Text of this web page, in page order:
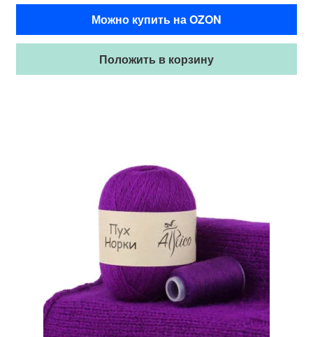
Можно купить на OZON
Положить в корзину